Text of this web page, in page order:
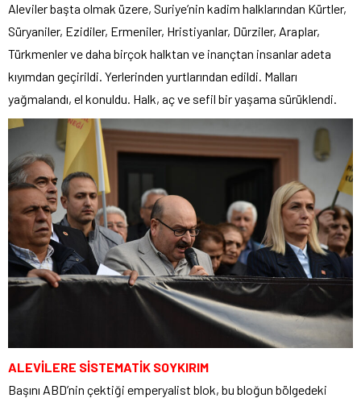
Aleviler başta olmak üzere, Suriye’nin kadim halklarından Kürtler,
Süryaniler, Ezidiler, Ermeniler, Hristiyanlar, Dürziler, Araplar,
Türkmenler ve daha birçok halktan ve inançtan insanlar adeta
kıyımdan geçirildi. Yerlerinden yurtlarından edildi. Malları
yağmalandı, el konuldu. Halk, aç ve sefil bir yaşama sürüklendi.
ALEVİLERE SİSTEMATİK SOYKIRIM
Başını ABD’nin çektiği emperyalist blok, bu bloğun bölgedeki